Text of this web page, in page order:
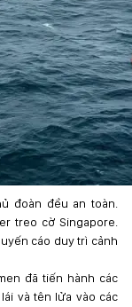
đoàn đều an toàn.
treo cờ Singapore.
cáo duy trì cảnh
đã tiến hành các
và tên lửa vào các